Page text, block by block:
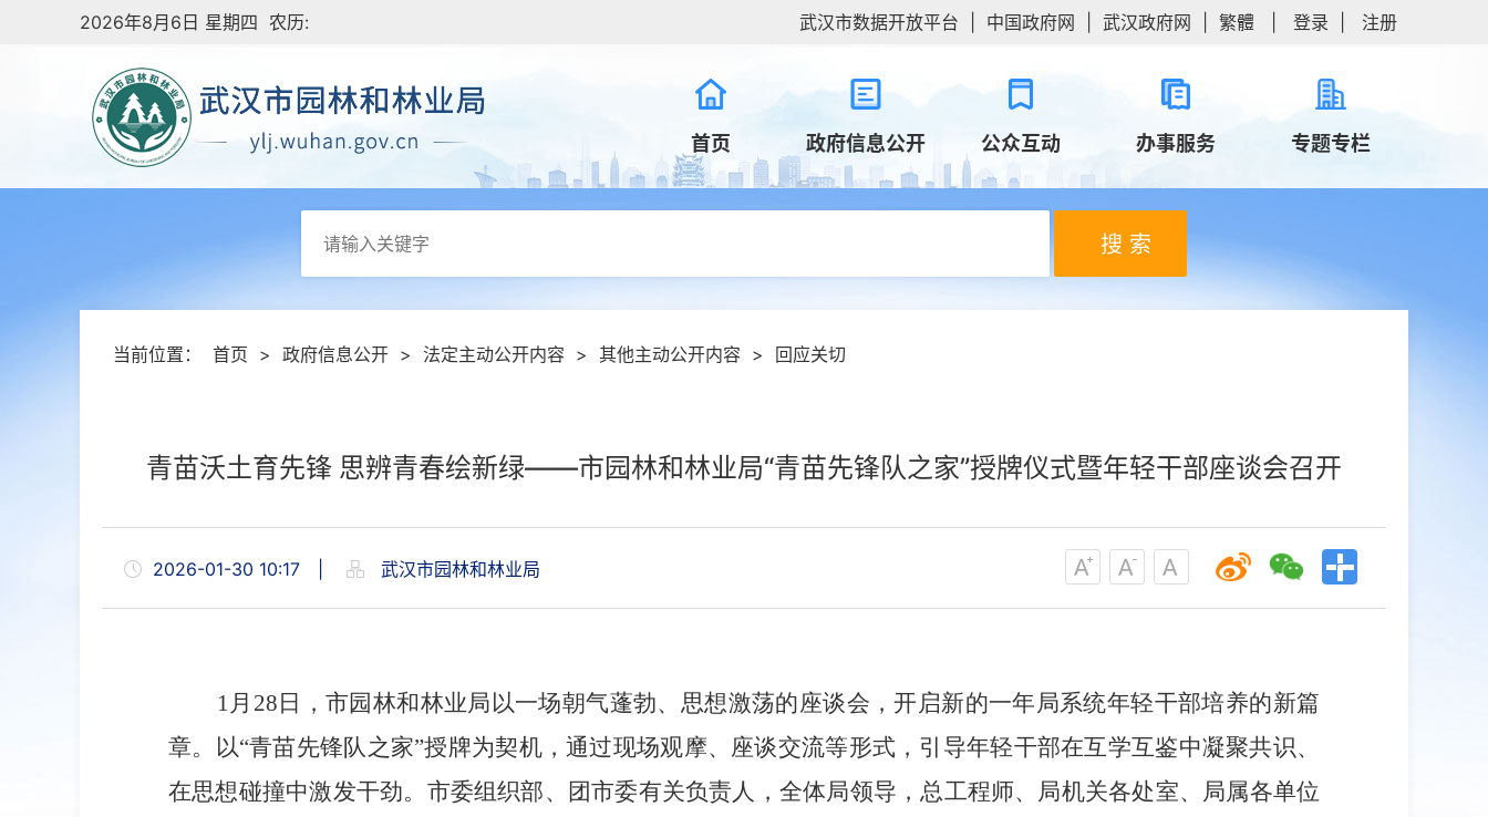
2026年8月6日 星期四 农历: 武汉市数据开放平台 中国政府网 武汉政府网 繁體 登录 注册
首页 政府信息公开 公众互动 办事服务 专题专栏
搜 索
当前位置： 首页 > 政府信息公开 > 法定主动公开内容 > 其他主动公开内容 > 回应关切
青苗沃土育先锋 思辨青春绘新绿——市园林和林业局“青苗先锋队之家”授牌仪式暨年轻干部座谈会召开
2026-01-30 10:17 武汉市园林和林业局
1 月 28 日，市园林和林业局以一场朝气蓬勃、思想激荡的座谈会，开启新的一年局系统年轻干部培养的新篇
章。
以“青苗先锋队之家”授牌为契机，通过现场观摩、座谈交流等形式，引导年轻干部在互学互鉴中凝聚共识、
在思想碰撞中激发干劲。市委组织部、团市委有关负责人， 全体局领导， 总工程师、局机关各处室、局属各单位